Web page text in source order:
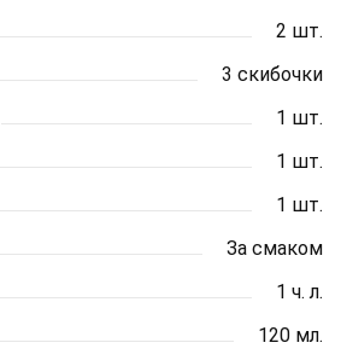
2 шт.
3 скибочки
1 шт.
1 шт.
1 шт.
За смаком
1 ч. л.
120 мл.